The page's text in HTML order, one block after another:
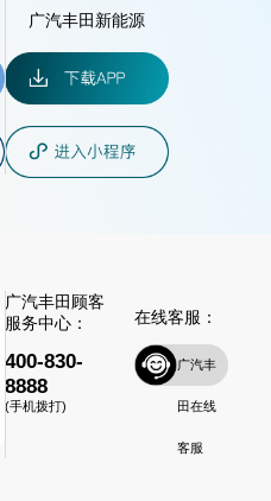
广汽丰田新能源
广汽丰田顾客
服务中心：
400-830-
8888
(手机拨打)
在线客服：
广汽丰
田在线
客服